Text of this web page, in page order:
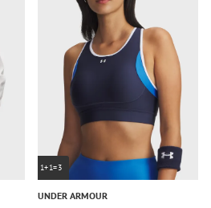
1+1=3
UNDER ARMOUR